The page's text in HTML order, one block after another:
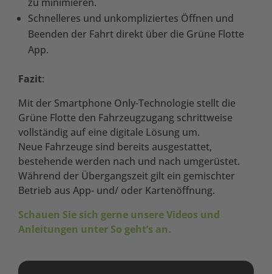
Schnelleres und unkompliziertes Öffnen und
Beenden der Fahrt direkt über die Grüne Flotte
App.
Fazit:
Mit der Smartphone Only-Technologie stellt die
Grüne Flotte den Fahrzeugzugang schrittweise
vollständig auf eine digitale Lösung um.
Neue Fahrzeuge sind bereits ausgestattet,
bestehende werden nach und nach umgerüstet.
Während der Übergangszeit gilt ein gemischter
Betrieb aus App- und/ oder Kartenöffnung.
Schauen Sie sich gerne unsere Videos und
Anleitungen unter So geht’s an.